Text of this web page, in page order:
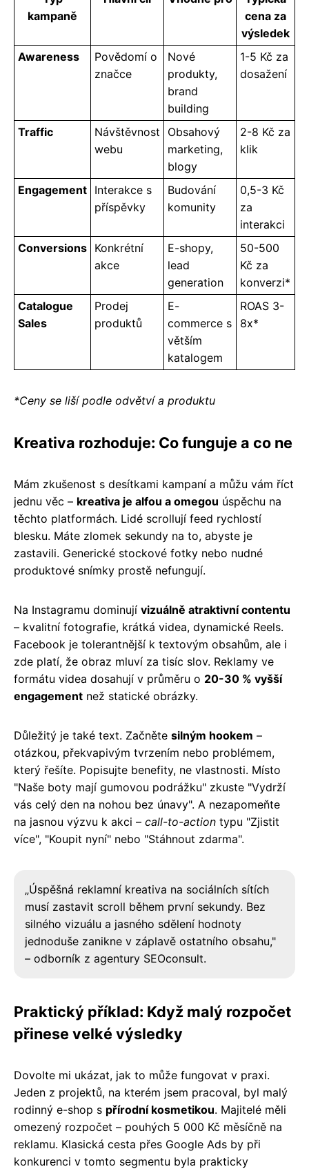
kampaně
cena za
výsledek
Awareness
Povědomí o
značce
Nové
produkty,
brand
building
1-5 Kč za
dosažení
Traffic
Návštěvnost
webu
Obsahový
marketing,
blogy
2-8 Kč za
klik
Engagement
Interakce s
příspěvky
Budování
komunity
0,5-3 Kč
za
interakci
Conversions
Konkrétní
akce
E-shopy,
lead
generation
50-500
Kč za
konverzi*
Catalogue
Sales
Prodej
produktů
E-
commerce s
větším
katalogem
ROAS 3-
8x*
*Ceny se liší podle odvětví a produktu
Kreativa rozhoduje: Co funguje a co ne
Mám zkušenost s desítkami kampaní a můžu vám říct
jednu věc – kreativa je alfou a omegou úspěchu na
těchto platformách. Lidé scrollují feed rychlostí
blesku. Máte zlomek sekundy na to, abyste je
zastavili. Generické stockové fotky nebo nudné
produktové snímky prostě nefungují.
Na Instagramu dominují vizuálně atraktivní contentu
– kvalitní fotografie, krátká videa, dynamické Reels.
Facebook je tolerantnější k textovým obsahům, ale i
zde platí, že obraz mluví za tisíc slov. Reklamy ve
formátu videa dosahují v průměru o 20-30 % vyšší
engagement než statické obrázky.
Důležitý je také text. Začněte silným hookem –
otázkou, překvapivým tvrzením nebo problémem,
který řešíte. Popisujte benefity, ne vlastnosti. Místo
"Naše boty mají gumovou podrážku" zkuste "Vydrží
vás celý den na nohou bez únavy". A nezapomeňte
na jasnou výzvu k akci – call-to-action typu "Zjistit
více", "Koupit nyní" nebo "Stáhnout zdarma".
„Úspěšná reklamní kreativa na sociálních sítích
musí zastavit scroll během první sekundy. Bez
silného vizuálu a jasného sdělení hodnoty
jednoduše zanikne v záplavě ostatního obsahu,"
– odborník z agentury SEOconsult.
Praktický příklad: Když malý rozpočet
přinese velké výsledky
Dovolte mi ukázat, jak to může fungovat v praxi.
Jeden z projektů, na kterém jsem pracoval, byl malý
rodinný e-shop s přírodní kosmetikou. Majitelé měli
omezený rozpočet – pouhých 5 000 Kč měsíčně na
reklamu. Klasická cesta přes Google Ads by při
konkurenci v tomto segmentu byla prakticky